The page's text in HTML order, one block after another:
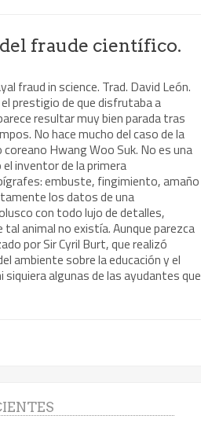
fraude científico.
fraud in science. Trad. David León.
prestigio de que disfrutaba a
resultar muy bien parada tras
No hace mucho del caso de la
Hwang Woo Suk. No es una
inventor de la primera
embuste, fingimiento, amaño
los datos de una
con todo lujo de detalles,
tal animal no existía. Aunque parezca
por Sir Cyril Burt, que realizó
ambiente sobre la educación y el
algunas de las ayudantes que